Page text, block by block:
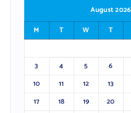
August 2026
M
T W T
3
4 5 6
10
11 12 13
17
18 19 20